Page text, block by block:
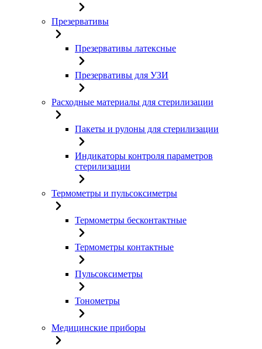
Презервативы
Презервативы латексные
Презервативы для УЗИ
Расходные материалы для стерилизации
Пакеты и рулоны для стерилизации
Индикаторы контроля параметров
стерилизации
Термометры и пульсоксиметры
Термометры бесконтактные
Термометры контактные
Пульсоксиметры
Тонометры
Медицинские приборы